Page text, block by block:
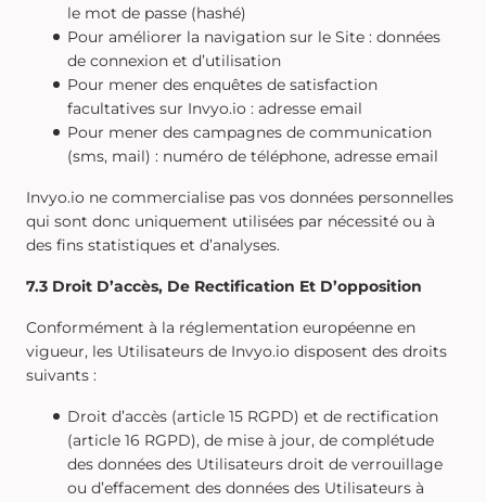
le mot de passe (hashé)
Pour améliorer la navigation sur le Site : données
de connexion et d’utilisation
Pour mener des enquêtes de satisfaction
facultatives sur Invyo.io : adresse email
Pour mener des campagnes de communication
(sms, mail) : numéro de téléphone, adresse email
Invyo.io ne commercialise pas vos données personnelles
qui sont donc uniquement utilisées par nécessité ou à
des fins statistiques et d’analyses.
7.3 Droit D’accès, De Rectification Et D’opposition
Conformément à la réglementation européenne en
vigueur, les Utilisateurs de Invyo.io disposent des droits
suivants :
Droit d’accès (article 15 RGPD) et de rectification
(article 16 RGPD), de mise à jour, de complétude
des données des Utilisateurs droit de verrouillage
ou d’effacement des données des Utilisateurs à